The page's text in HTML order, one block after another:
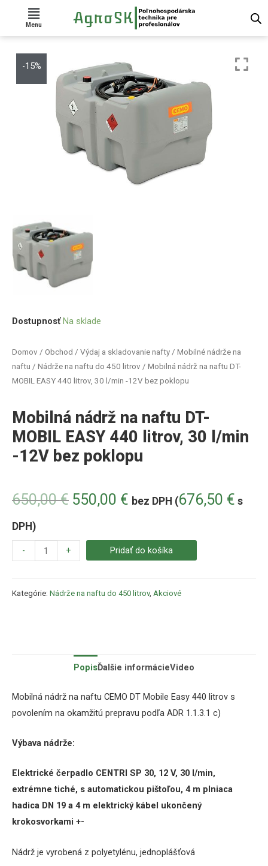
Menu
-15%
Domov / Obchod / Výdaj a skladovanie nafty / Mobilné nádrže na
naftu / Nádrže na naftu do 450 litrov / Mobilná nádrž na naftu DT-
MOBIL EASY 440 litrov, 30 l/min -12V bez poklopu
Mobilná nádrž na naftu DT-
MOBIL EASY 440 litrov, 30 l/min
-12V bez poklopu
650,00€ 550,00 € bez DPH (676,50 € s
DPH)
Dostupnosť Na sklade
- + Pridať do košíka
Kategórie: Nádrže na naftu do 450 litrov, Akciové
PopisĎalšie informácieVideo
Mobilná nádrž na naftu CEMO DT Mobile Easy 440 litrov s
povolením na okamžitú prepravu podľa ADR 1.1.3.1 c)
Výbava nádrže:
Elektrické čerpadlo CENTRI SP 30, 12 V, 30 l/min,
extrémne tiché, s automatickou pištoľou, 4 m plniaca
hadica DN 19 a 4 m elektrický kábel ukončený
krokosvorkami +-
Nádrž je vyrobená z polyetylénu, jednoplášťová